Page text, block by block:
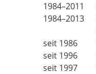
1984–2011
1984–2013
seit 1986
seit 1996
seit 1997